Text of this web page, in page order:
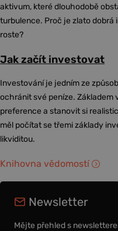
aktivum, které dlouhodobě
turbulence. Proč je zlato
roste?
Jak začít investovat
Investování je jedním ze
ochránit své peníze. Základem
preference a stanovit si
měl počítat se třemi základy
likviditou.
Knihovna vědomostí
Newsletter
Mějte přehled s